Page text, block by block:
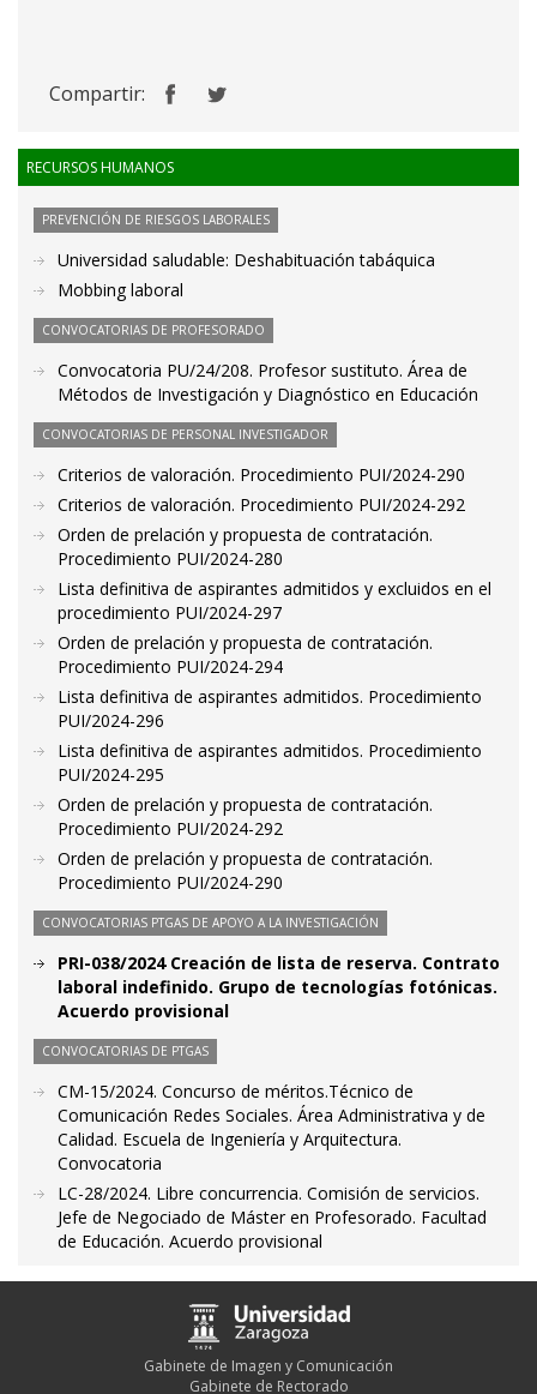
Compartir:
RECURSOS HUMANOS
PREVENCIÓN DE RIESGOS LABORALES
Universidad saludable: Deshabituación tabáquica
Mobbing laboral
CONVOCATORIAS DE PROFESORADO
Convocatoria PU/24/208. Profesor sustituto. Área de
Métodos de Investigación y Diagnóstico en Educación
CONVOCATORIAS DE PERSONAL INVESTIGADOR
Criterios de valoración. Procedimiento PUI/2024-290
Criterios de valoración. Procedimiento PUI/2024-292
Orden de prelación y propuesta de contratación.
Procedimiento PUI/2024-280
Lista definitiva de aspirantes admitidos y excluidos en el
procedimiento PUI/2024-297
Orden de prelación y propuesta de contratación.
Procedimiento PUI/2024-294
Lista definitiva de aspirantes admitidos. Procedimiento
PUI/2024-296
Lista definitiva de aspirantes admitidos. Procedimiento
PUI/2024-295
Orden de prelación y propuesta de contratación.
Procedimiento PUI/2024-292
Orden de prelación y propuesta de contratación.
Procedimiento PUI/2024-290
CONVOCATORIAS PTGAS DE APOYO A LA INVESTIGACIÓN
PRI-038/2024 Creación de lista de reserva. Contrato
laboral indefinido. Grupo de tecnologías fotónicas.
Acuerdo provisional
CONVOCATORIAS DE PTGAS
CM-15/2024. Concurso de méritos.Técnico de
Comunicación Redes Sociales. Área Administrativa y de
Calidad. Escuela de Ingeniería y Arquitectura.
Convocatoria
LC-28/2024. Libre concurrencia. Comisión de servicios.
Jefe de Negociado de Máster en Profesorado. Facultad
de Educación. Acuerdo provisional
Gabinete de Imagen y Comunicación
Gabinete de Rectorado